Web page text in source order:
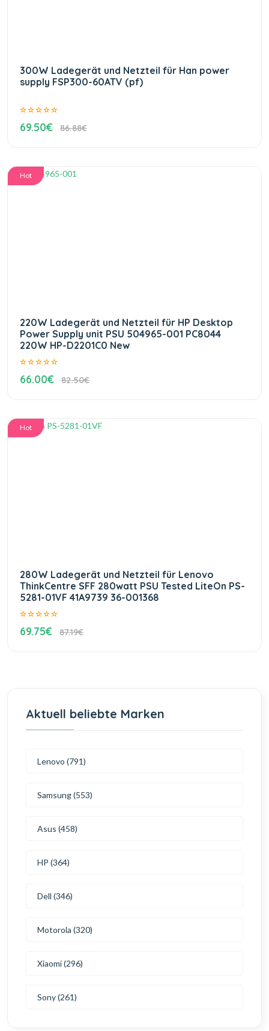
300W Ladegerät und Netzteil für Han power
supply FSP300-60ATV (pf)
69.50€ 86.88€
Hot
220W Ladegerät und Netzteil für HP Desktop
Power Supply unit PSU 504965-001 PC8044
220W HP-D2201C0 New
66.00€ 82.50€
Hot
280W Ladegerät und Netzteil für Lenovo
ThinkCentre SFF 280watt PSU Tested LiteOn PS-
5281-01VF 41A9739 36-001368
69.75€ 87.19€
Aktuell beliebte Marken
Lenovo (791)
Samsung (553)
Asus (458)
HP (364)
Dell (346)
Motorola (320)
Xiaomi (296)
Sony (261)